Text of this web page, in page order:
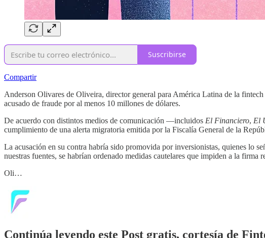
Suscribirse
Compartir
Anderson Olivares de Oliveira, director general para América Latina de la
acusado de fraude por al menos 10 millones de dólares.
De acuerdo con distintos medios de comunicación —incluidos El Financiero, El
cumplimiento de una alerta migratoria emitida por la Fiscalía General de la
La acusación en su contra habría sido promovida por inversionistas, quienes lo
nuestras fuentes, se habrían ordenado medidas cautelares que impiden a la
Oli…
Continúa leyendo este Post gratis, cortesía de